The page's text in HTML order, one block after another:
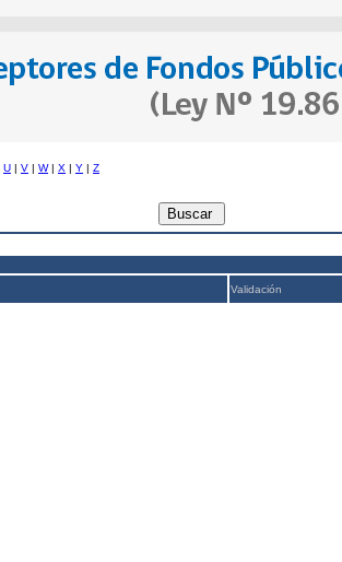
U | V | W| X | Y | Z
Validación